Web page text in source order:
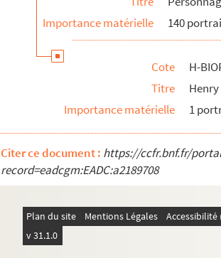
Importance matérielle
140
Cote
H-
Titre
Importance matérielle
1
Citer ce document : https://ccfr.bnf.fr/
record=eadcgm:EADC:a2189708
Plan du site Mentions Légales
v 31.1.0